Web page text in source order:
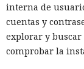
interna de
cuentas y
explorar y buscar
comprobar la